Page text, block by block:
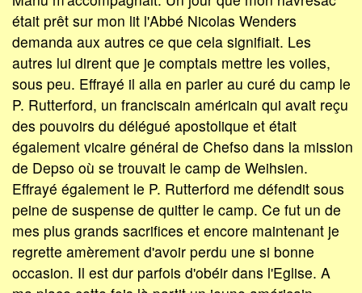
était prêt sur mon lit l'Abbé Nicolas Wenders
demanda aux autres ce que cela signifiait. Les
autres lui dirent que je comptais mettre les voiles,
sous peu. Effrayé il alla en parler au curé du camp le
P. Rutterford, un franciscain américain qui avait reçu
des pouvoirs du délégué apostolique et était
également vicaire général de Chefso dans la mission
de Depso où se trouvait le camp de Weihsien.
Effrayé également le P. Rutterford me défendit sous
peine de suspense de quitter le camp. Ce fut un de
mes plus grands sacrifices et encore maintenant je
regrette amèrement d'avoir perdu une si bonne
occasion. Il est dur parfois d'obéir dans l'Eglise. A